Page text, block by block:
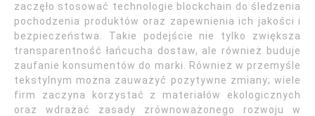
zaczęło stosować technologie blockchain do śledzenia
pochodzenia produktów oraz zapewnienia ich jakości i
bezpieczeństwa. Takie podejście nie tylko zwiększa
transparentność łańcucha dostaw, ale również buduje
zaufanie konsumentów do marki. Również w przemyśle
tekstylnym można zauważyć pozytywne zmiany; wiele
firm zaczyna korzystać z materiałów ekologicznych
oraz wdrażać zasady zrównoważonego rozwoju w